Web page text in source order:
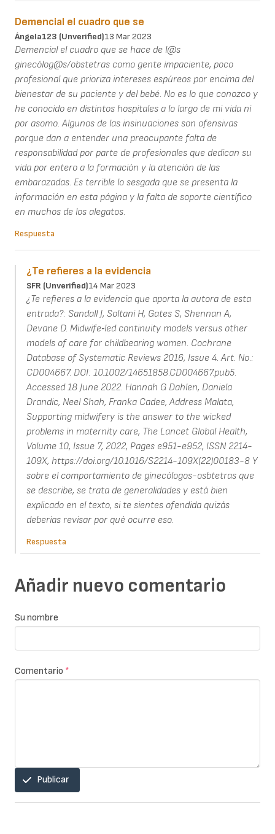
Demencial el cuadro que se
Ángela123 (unverified)13 Mar 2023
Demencial el cuadro que se hace de l@s
ginecólog@s/obstetras como gente impaciente, poco
profesional que prioriza intereses espúreos por encima del
bienestar de su paciente y del bebé. No es lo que conozco y
he conocido en distintos hospitales a lo largo de mi vida ni
por asomo. Algunos de las insinuaciones son ofensivas
porque dan a entender una preocupante falta de
responsabilidad por parte de profesionales que dedican su
vida por entero a la formación y la atención de las
embarazadas. Es terrible lo sesgada que se presenta la
información en esta página y la falta de soporte científico
en muchos de los alegatos.
Respuesta
¿Te refieres a la evidencia
SFR (unverified)14 Mar 2023
¿Te refieres a la evidencia que aporta la autora de esta
entrada?: Sandall J, Soltani H, Gates S, Shennan A,
Devane D. Midwife‐led continuity models versus other
models of care for childbearing women. Cochrane
Database of Systematic Reviews 2016, Issue 4. Art. No.:
CD004667. DOI: 10.1002/14651858.CD004667.pub5.
Accessed 18 June 2022. Hannah G Dahlen, Daniela
Drandic, Neel Shah, Franka Cadee, Address Malata,
Supporting midwifery is the answer to the wicked
problems in maternity care, The Lancet Global Health,
Volume 10, Issue 7, 2022, Pages e951-e952, ISSN 2214-
109X, https://doi.org/10.1016/S2214-109X(22)00183-8 Y
sobre el comportamiento de ginecólogos-osbtetras que
se describe, se trata de generalidades y está bien
explicado en el texto, si te sientes ofendida quizás
deberías revisar por qué ocurre eso.
Respuesta
Añadir nuevo comentario
Su nombre
Comentario *
Publicar